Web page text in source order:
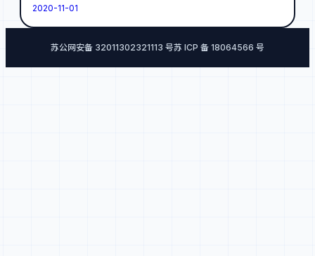
2020-11-01
苏公网安备 32011302321113 号苏 ICP 备 18064566 号